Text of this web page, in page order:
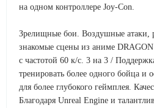
на одном контроллере Joy-Con.
Зрелищные бои. Воздушные атаки,
знакомые сцены из аниме
с частотой 60 к/с. 3 на 3 /
тренировать более одного бойца и
для более глубокого геймплея.
Благодаря Unreal Engine и